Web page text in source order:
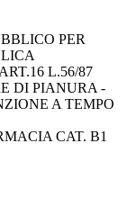
PER
L.56/87
DI PIANURA -
A TEMPO
CAT. B1